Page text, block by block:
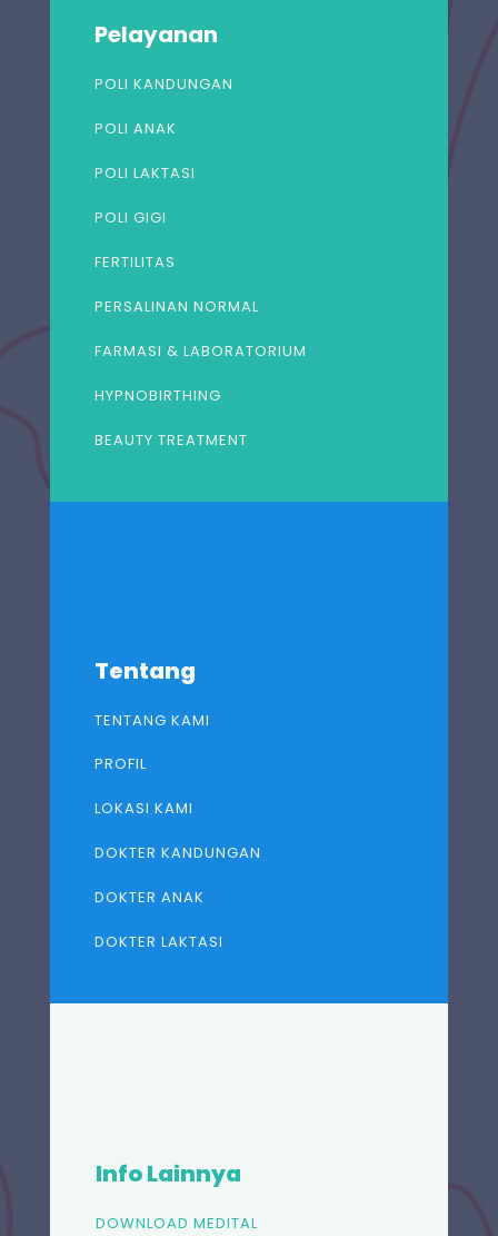
Pelayanan
POLI KANDUNGAN
POLI ANAK
POLI LAKTASI
POLI GIGI
FERTILITAS
PERSALINAN NORMAL
FARMASI & LABORATORIUM
HYPNOBIRTHING
BEAUTY TREATMENT
Tentang
TENTANG KAMI
PROFIL
LOKASI KAMI
DOKTER KANDUNGAN
DOKTER ANAK
DOKTER LAKTASI
Info Lainnya
DOWNLOAD MEDITAL